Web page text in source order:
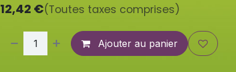
12,42 €(Toutes taxes comprises)
Ajouter au panier